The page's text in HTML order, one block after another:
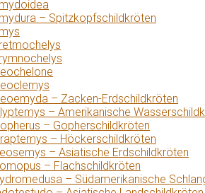
– Spitzkopfschildkröten
– Zacken-Erdschildkröten
– Amerikanische
– Gopherschildkröten
– Höckerschildkröten
– Asiatische Erdschildkröten
– Flachschildkröten
– Südamerikanische